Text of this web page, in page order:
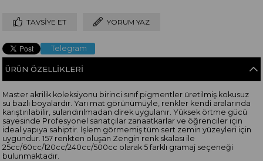
TAVSIYE ET YORUM YAZ
Telegram
ÜRÜN ÖZELLIKLERI
Master akrilik koleksiyonu birinci sınıf pigmentler üretilmiş kokusuz
su bazlı boyalardır. Yarı mat görünümüyle, renkler kendi aralarında
karıştırılabilir, sulandırılmadan direk uygulanır. Yüksek örtme gücü
sayesinde Profesyonel sanatçılar zanaatkarlar ve öğrenciler için
ideal yapıya sahiptir. İşlem görmemiş tüm sert zemin yüzeyleri için
uygundur. 157 renkten oluşan Zengin renk skalası ile
25cc/60cc/120cc/240cc/500cc olarak 5 farklı gramaj seçeneği
bulunmaktadır.